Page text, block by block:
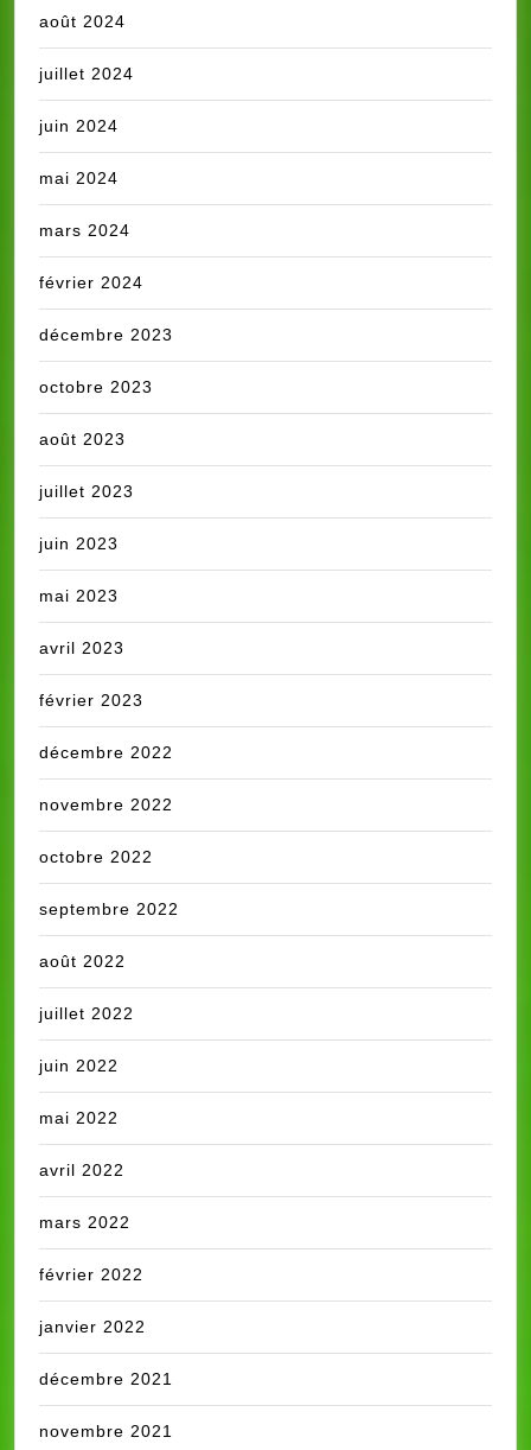
août 2024
juillet 2024
juin 2024
mai 2024
mars 2024
février 2024
décembre 2023
octobre 2023
août 2023
juillet 2023
juin 2023
mai 2023
avril 2023
février 2023
décembre 2022
novembre 2022
octobre 2022
septembre 2022
août 2022
juillet 2022
juin 2022
mai 2022
avril 2022
mars 2022
février 2022
janvier 2022
décembre 2021
novembre 2021